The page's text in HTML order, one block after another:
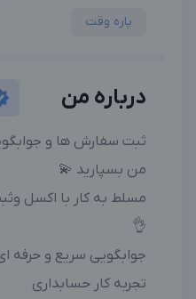
پاره وقت
درباره من
ثبت سفارش ها و‌
من بسپارید 💫
مسلط به کار با اکسل
👌
جوابگویی سریع و‌ حرفه
تجربه کار حسابداری